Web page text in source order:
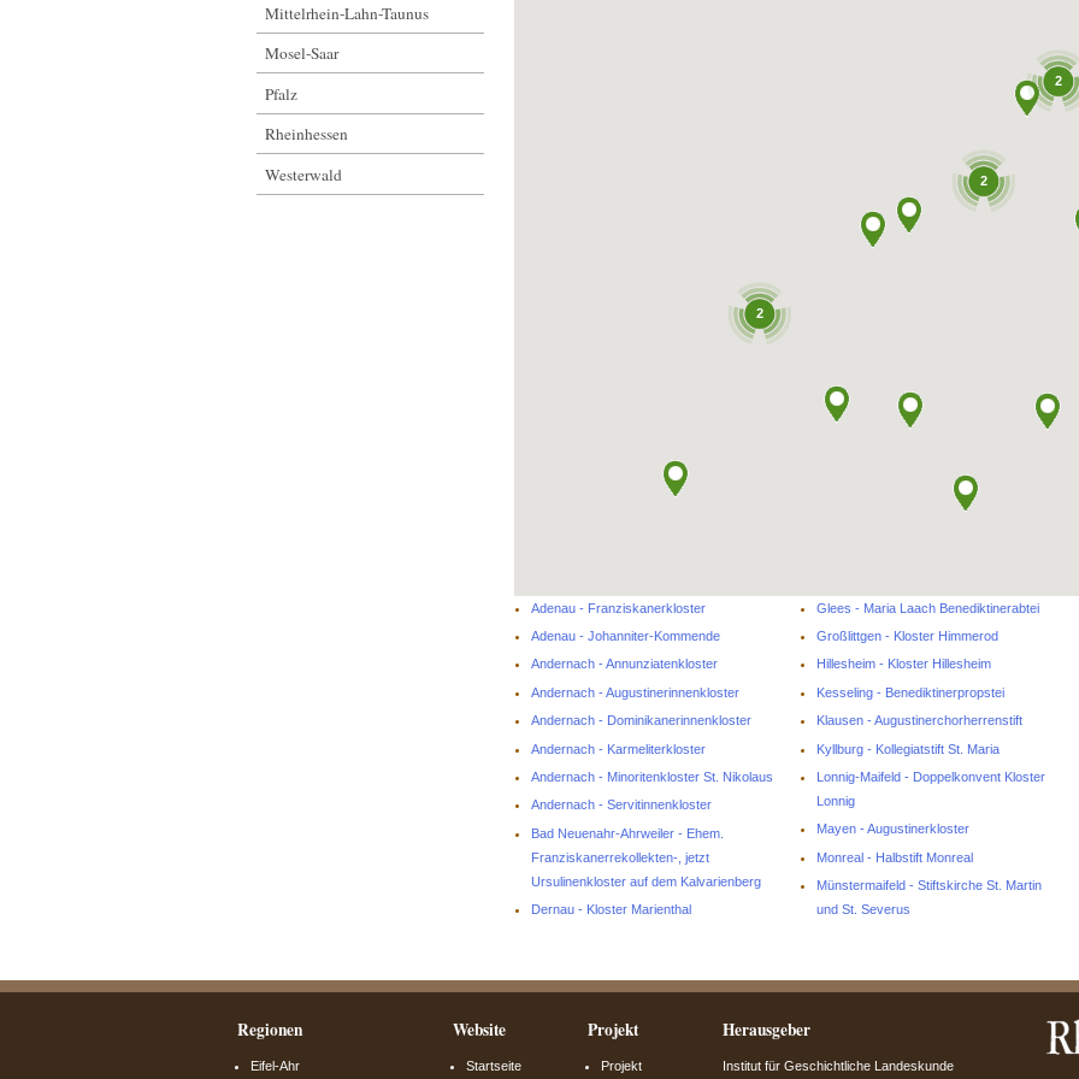
Mittelrhein-Lahn-Taunus
Mosel-Saar
Pfalz
Rheinhessen
Westerwald
2
2
2
Adenau - Franziskanerkloster
Adenau - Johanniter-Kommende
Andernach - Annunziatenkloster
Andernach - Augustinerinnenkloster
Andernach - Dominikanerinnenkloster
Andernach - Karmeliterkloster
Andernach - Minoritenkloster St. Nikolaus
Andernach - Servitinnenkloster
Bad Neuenahr-Ahrweiler - Ehem.
Franziskanerrekollekten-, jetzt
Ursulinenkloster auf dem Kalvarienberg
Dernau - Kloster Marienthal
Glees - Maria Laach Benediktinerabtei
Großlittgen - Kloster Himmerod
Hillesheim - Kloster Hillesheim
Kesseling - Benediktinerpropstei
Klausen - Augustinerchorherrenstift
Kyllburg - Kollegiatstift St. Maria
Lonnig-Maifeld - Doppelkonvent Kloster
Lonnig
Mayen - Augustinerkloster
Monreal - Halbstift Monreal
Münstermaifeld - Stiftskirche St. Martin
und St. Severus
Regionen
Eifel-Ahr
Website
Startseite
Projekt
Projekt
Herausgeber
Institut für Geschichtliche Landeskunde